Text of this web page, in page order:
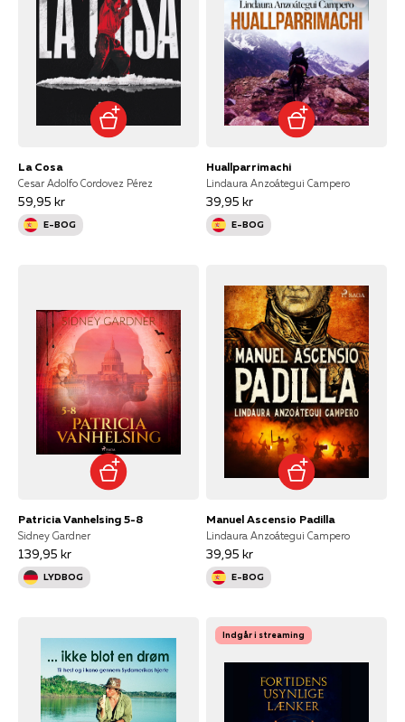
La Cosa
Cesar Adolfo Cordovez Pérez
59,95 kr
E-BOG
Huallparrimachi
Lindaura Anzoátegui Campero
39,95 kr
E-BOG
Patricia Vanhelsing 5-8
Sidney Gardner
139,95 kr
LYDBOG
Manuel Ascensio Padilla
Lindaura Anzoátegui Campero
39,95 kr
E-BOG
Indgår i streaming